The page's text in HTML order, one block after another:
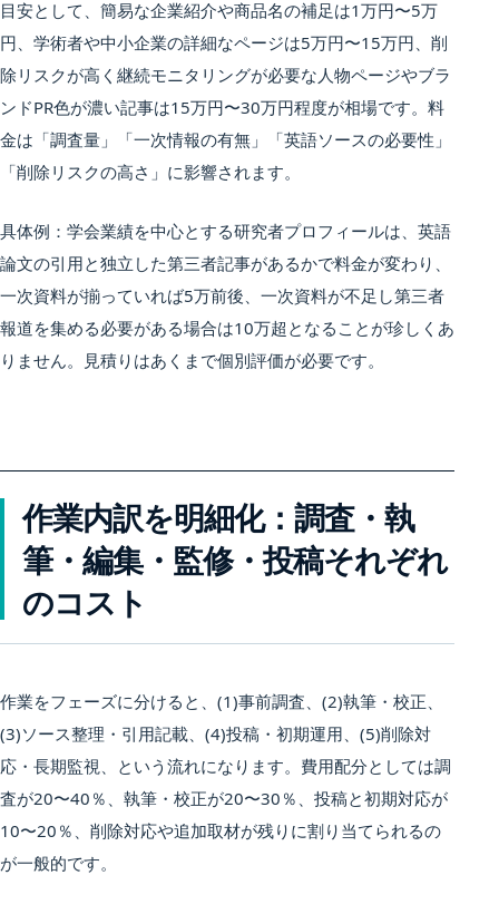
目安として、簡易な企業紹介や商品名の補足は1万円〜5万
円、学術者や中小企業の詳細なページは5万円〜15万円、削
除リスクが高く継続モニタリングが必要な人物ページやブラ
ンドPR色が濃い記事は15万円〜30万円程度が相場です。料
金は「調査量」「一次情報の有無」「英語ソースの必要性」
「削除リスクの高さ」に影響されます。
具体例：学会業績を中心とする研究者プロフィールは、英語
論文の引用と独立した第三者記事があるかで料金が変わり、
一次資料が揃っていれば5万前後、一次資料が不足し第三者
報道を集める必要がある場合は10万超となることが珍しくあ
りません。見積りはあくまで個別評価が必要です。
作業内訳を明細化：調査・執
筆・編集・監修・投稿それぞれ
のコスト
作業をフェーズに分けると、(1)事前調査、(2)執筆・校正、
(3)ソース整理・引用記載、(4)投稿・初期運用、(5)削除対
応・長期監視、という流れになります。費用配分としては調
査が20〜40％、執筆・校正が20〜30％、投稿と初期対応が
10〜20％、削除対応や追加取材が残りに割り当てられるの
が一般的です。